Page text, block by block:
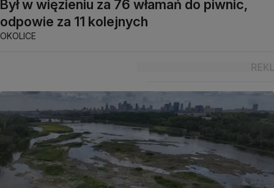
Był w więzieniu za 76 włamań do piwnic,
odpowie za 11 kolejnych
OKOLICE